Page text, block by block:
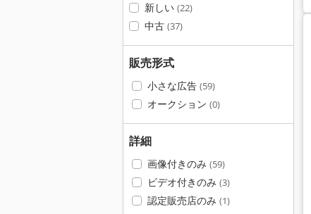
新しい (22)
中古 (37)
販売形式
小さな広告 (59)
オークション (0)
詳細
画像付きのみ (59)
ビデオ付きのみ (3)
認定販売店のみ (1)